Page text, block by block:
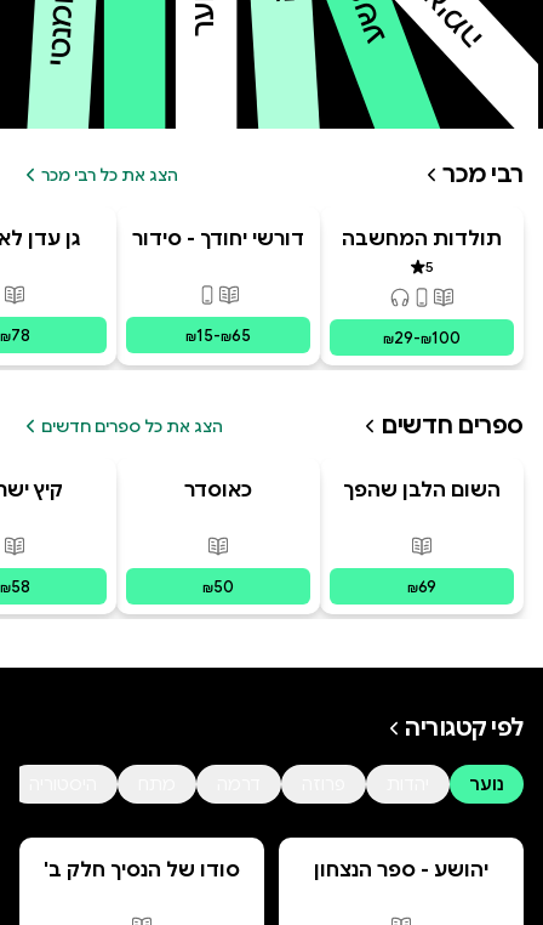
אימה
רבי מכר הצג את כל רבי מכר
תולדות המחשבה
האנושית
5
פורמטים זמינים מודפס, דיגיטלי, קולי
₪29-₪100
דורשי יחודך - סידור
פורמטים זמינים
מודפס,
₪15-₪65
גן עדן
₪78
ספרים חדשים הצג את כל ספרים חדשים
השום הלבן שהפך
ברקן.
פורמטים זמינים
מודפס
₪69
כאוסדר
פורמטים זמינים מודפס
₪50
קיץ
₪58
לפי קטגוריה
נוער
יהושע - ספר הנצחון
סודו של הנסיך חלק ב'